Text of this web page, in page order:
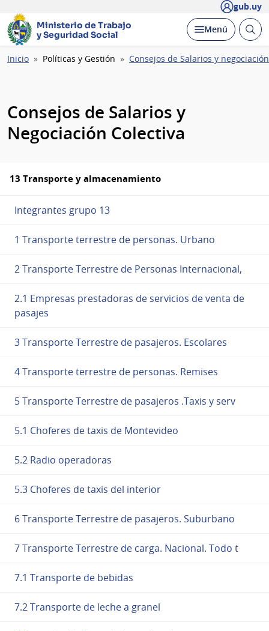
gub.uy
Ministerio de Trabajo
y Seguridad Social
Desplegar
Menú Abrir
Ruta
Inicio Políticas y Gestión Consejos de Salarios y
Consejos de Salarios y
Negociación Colectiva
13 Transporte y almacenamiento
Integrantes grupo 13
1 Transporte terrestre de personas. Urbano
2 Transporte Terrestre de Personas Internacional,
2.1 Empresas prestadoras de servicios de venta de
pasajes
3 Transporte Terrestre de pasajeros. Escolares
4 Transporte terrestre de personas. Remises
5 Transporte Terrestre de pasajeros .Taxis y serv
5.1 Choferes de taxis de Montevideo
5.2 Radio operadoras
5.3 Choferes de taxis del interior
6 Transporte Terrestre de pasajeros. Suburbano
7 Transporte Terrestre de carga. Nacional. Todo t
7.1 Transporte de bebidas
7.2 Transporte de leche a granel